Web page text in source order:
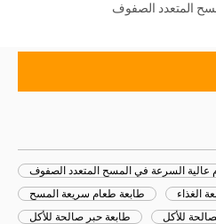
المتعدد الصفوف
عالية السرعة في المسح المتعدد الصفوف
طابعة طعام سريعة المسح
الغذاء
طابعة حبر صالحة للأكل
للأكل